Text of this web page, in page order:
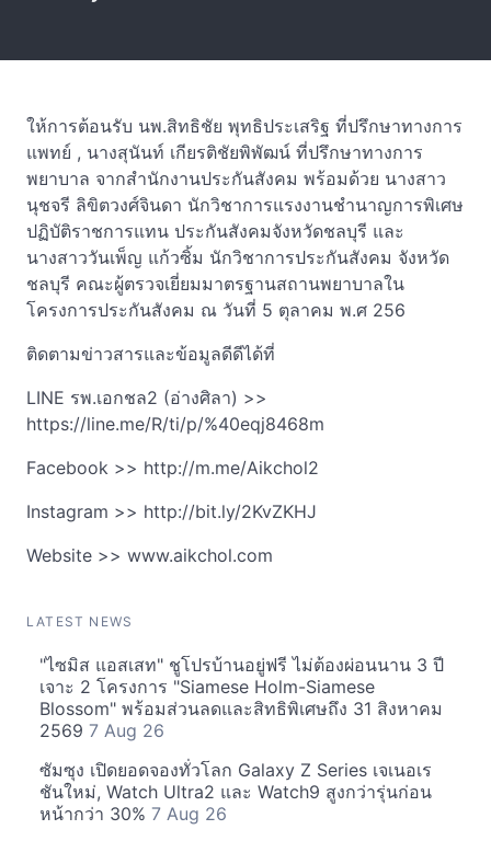
ให้การต้อนรับ นพ.สิทธิชัย พุทธิประเสริฐ ที่ปรึกษาทางการ
แพทย์ , นางสุนันท์ เกียรติชัยพิพัฒน์ ที่ปรึกษาทางการ
พยาบาล จากสำนักงานประกันสังคม พร้อมด้วย นางสาว
นุชจรี ลิขิตวงศ์จินดา นักวิชาการแรงงานชำนาญการพิเศษ
ปฏิบัติราชการแทน ประกันสังคมจังหวัดชลบุรี และ
นางสาววันเพ็ญ แก้วซิ้ม นักวิชาการประกันสังคม จังหวัด
ชลบุรี คณะผู้ตรวจเยี่ยมมาตรฐานสถานพยาบาลใน
โครงการประกันสังคม ณ วันที่ 5 ตุลาคม พ.ศ 256
ติดตามข่าวสารและข้อมูลดีดีได้ที่
LINE รพ.เอกชล2 (อ่างศิลา) >>
https://line.me/R/ti/p/%40eqj8468m
Facebook >> http://m.me/Aikchol2
Instagram >> http://bit.ly/2KvZKHJ
Website >> www.aikchol.com
LATEST NEWS
"ไซมิส แอสเสท" ชูโปรบ้านอยู่ฟรี ไม่ต้องผ่อนนาน 3 ปี
เจาะ 2 โครงการ "Siamese Holm-Siamese
Blossom" พร้อมส่วนลดและสิทธิพิเศษถึง 31 สิงหาคม
2569 7 Aug 26
ซัมซุง เปิดยอดจองทั่วโลก Galaxy Z Series เจเนอเร
ชันใหม่, Watch Ultra2 และ Watch9 สูงกว่ารุ่นก่อน
หน้ากว่า 30% 7 Aug 26